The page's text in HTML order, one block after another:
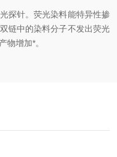
探针。荧光染料能特异性掺
链中的染料分子不发出荧光
物增加*。